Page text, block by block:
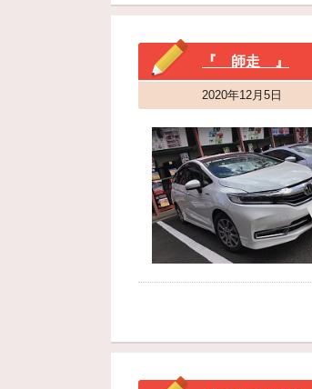
『 師走 』
2020年12月5日